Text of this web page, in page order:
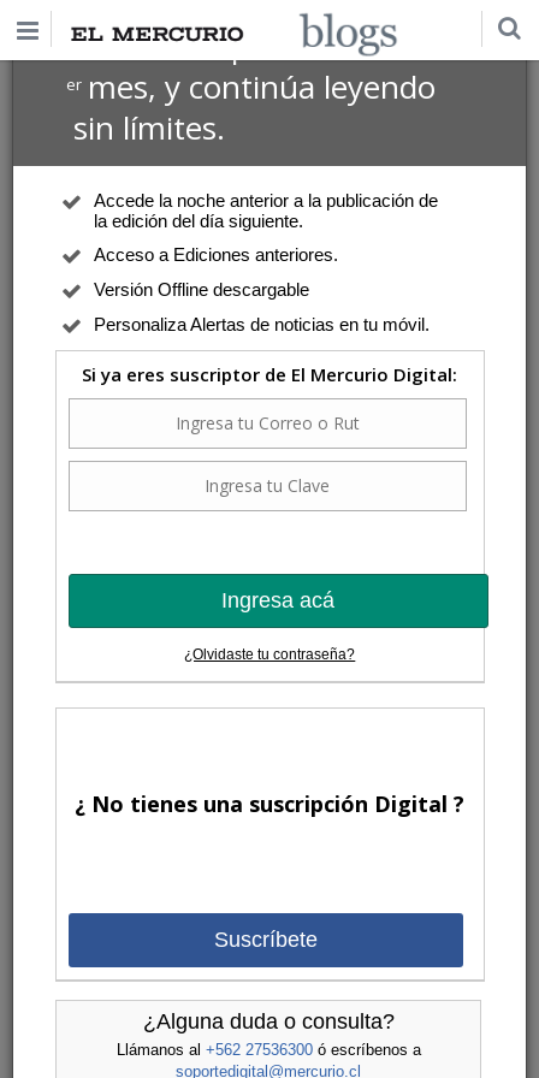
Suscríbete por $1 USD
ermes, y continúa leyendo
sin límites.
Accede la noche anterior a la publicación de
la edición del día siguiente.
Acceso a Ediciones anteriores.
Versión Offline descargable
Personaliza Alertas de noticias en tu móvil.
Si ya eres suscriptor de El Mercurio Digital:
Ingresa acá
¿Olvidaste tu contraseña?
¿ No tienes una suscripción Digital ?
Suscríbete
¿Alguna duda o consulta?
Llámanos al +562 27536300ó escríbenos a
soportedigital@mercurio.cl